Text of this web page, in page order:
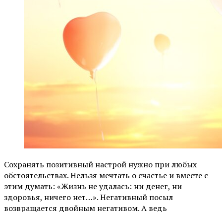
Сохранять позитивный настрой нужно при любых
обстоятельствах. Нельзя мечтать о счастье и вместе с
этим думать: «Жизнь не удалась: ни денег, ни
здоровья, ничего нет…». Негативный посыл
возвращается двойным негативом. А ведь